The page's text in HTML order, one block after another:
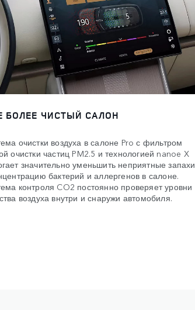
БОЛЕЕ ЧИСТЫЙ САЛОН
очистки воздуха в салоне Pro с фильтром
очистки частиц PM2.5 и технологией nanoe X
значительно уменьшить неприятные запахи
бактерий и аллергенов в салоне.
контроля CO2 постоянно проверяет уровни
воздуха внутри и снаружи автомобиля.